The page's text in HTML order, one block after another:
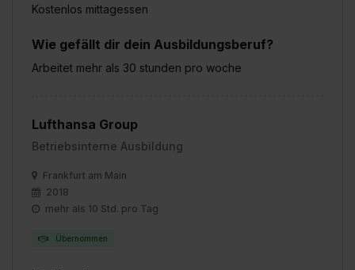
Kostenlos mittagessen
Wie gefällt dir dein Ausbildungsberuf?
Arbeitet mehr als 30 stunden pro woche
Lufthansa Group
Betriebsinterne Ausbildung
Frankfurt am Main
2018
mehr als 10 Std. pro Tag
Übernommen